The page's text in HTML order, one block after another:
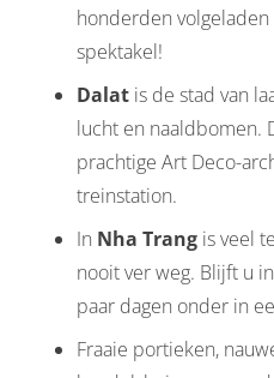
honderden
spektakel!
Dalat is de stad van
lucht en naaldbomen.
prachtige Art Deco-
treinstation.
In Nha Trang is veel
nooit ver weg. Blijft u
paar dagen onder in
Fraaie portieken,